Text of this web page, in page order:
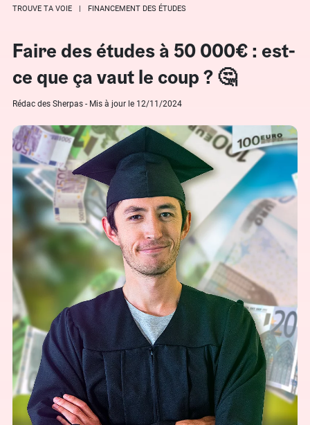
TROUVE TA VOIE FINANCEMENT DES ÉTUDES
Faire des études à 50 000€ : est-
ce que ça vaut le coup ? 🤔
Rédac des Sherpas - Mis à jour le 12/11/2024